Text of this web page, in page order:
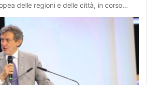
delle regioni e delle città, in corso…